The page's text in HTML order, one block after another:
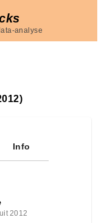
analyse
Info
2012